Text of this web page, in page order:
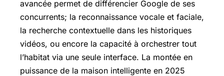
avancée permet de différencier Google de ses
concurrents; la reconnaissance vocale et faciale,
la recherche contextuelle dans les historiques
vidéos, ou encore la capacité à orchestrer tout
l’habitat via une seule interface. La montée en
puissance de la maison intelligente en 2025